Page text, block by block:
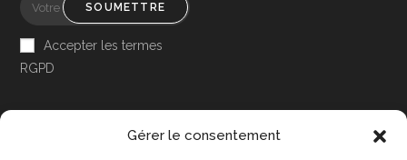
Gérer le consentement
SOUMETTRE
Accepter les termes
RGPD